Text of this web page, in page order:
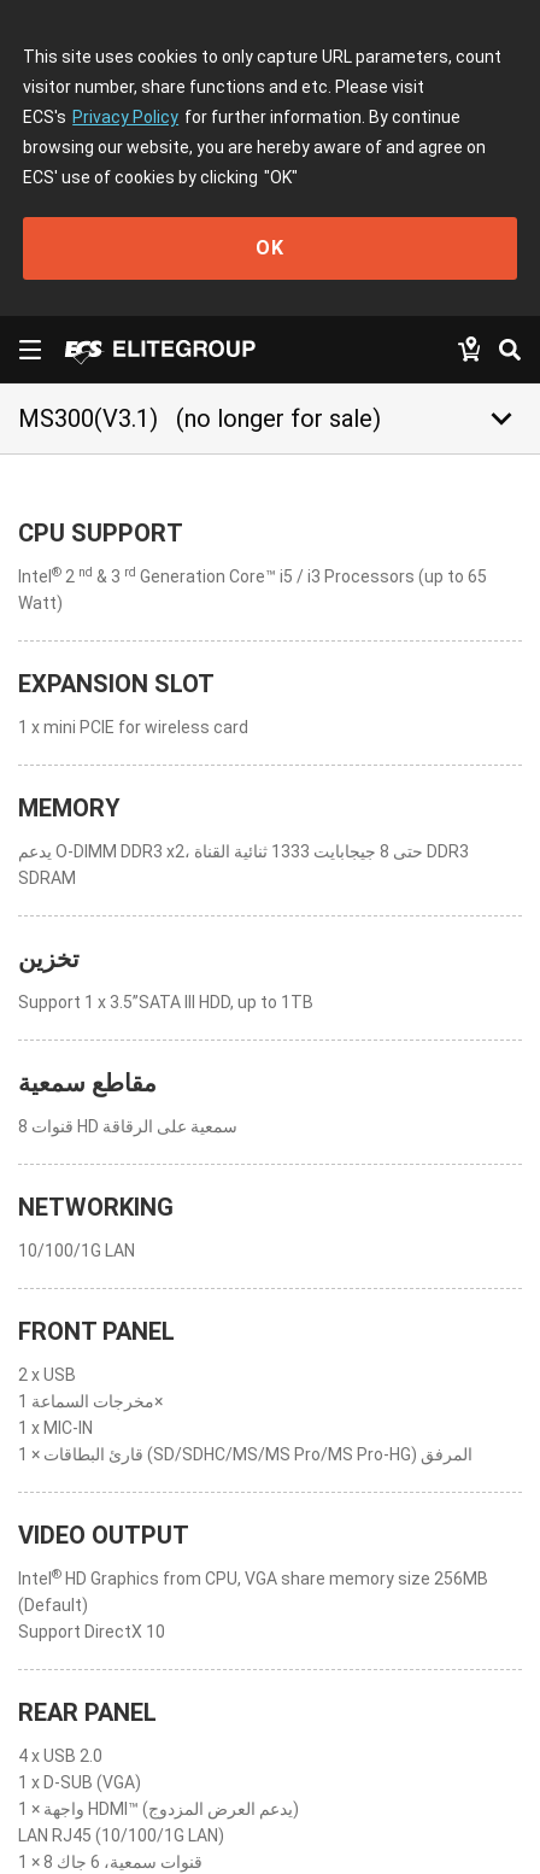
This site uses cookies to only capture URL parameters, count
visitor number, share functions and etc. Please visit
ECS's Privacy Policy for further information. By continue
browsing our website, you are hereby aware of and agree on
ECS' use of cookies by clicking "OK"
OK
MS300(V3.1) (no longer for sale) keyboard_arrow_down
CPU SUPPORT
Intel ® 2 nd & 3 rd Generation Core™ i5 / i3 Processors (up to 65
Watt)
EXPANSION SLOT
1 x mini PCIE for wireless card
MEMORY
يدعم O-DIMM DDR3 x2، حتى 8 جيجابايت 1333 ثنائية القناة DDR3
SDRAM
تخزين
Support 1 x 3.5”SATA III HDD, up to 1TB
مقاطع سمعية
8 قنوات HD سمعية على الرقاقة
NETWORKING
10/100/1G LAN
FRONT PANEL
2 x USB
مخرجات السماعة 1×
1 x MIC-IN
1 × قارئ البطاقات (SD/SDHC/MS/MS Pro/MS Pro-HG) المرفق
VIDEO OUTPUT
Intel ® HD Graphics from CPU, VGA share memory size 256MB
(Default)
Support DirectX 10
REAR PANEL
4 x USB 2.0
1 x D-SUB (VGA)
1 × واجهة HDMI™ (يدعم العرض المزدوج)
LAN RJ45 (10/100/1G LAN)
1 × 8 قنوات سمعية، 6 جاك